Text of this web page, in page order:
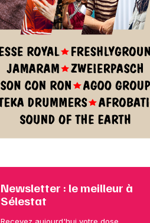
Newsletter : le meilleur à
Sélestat